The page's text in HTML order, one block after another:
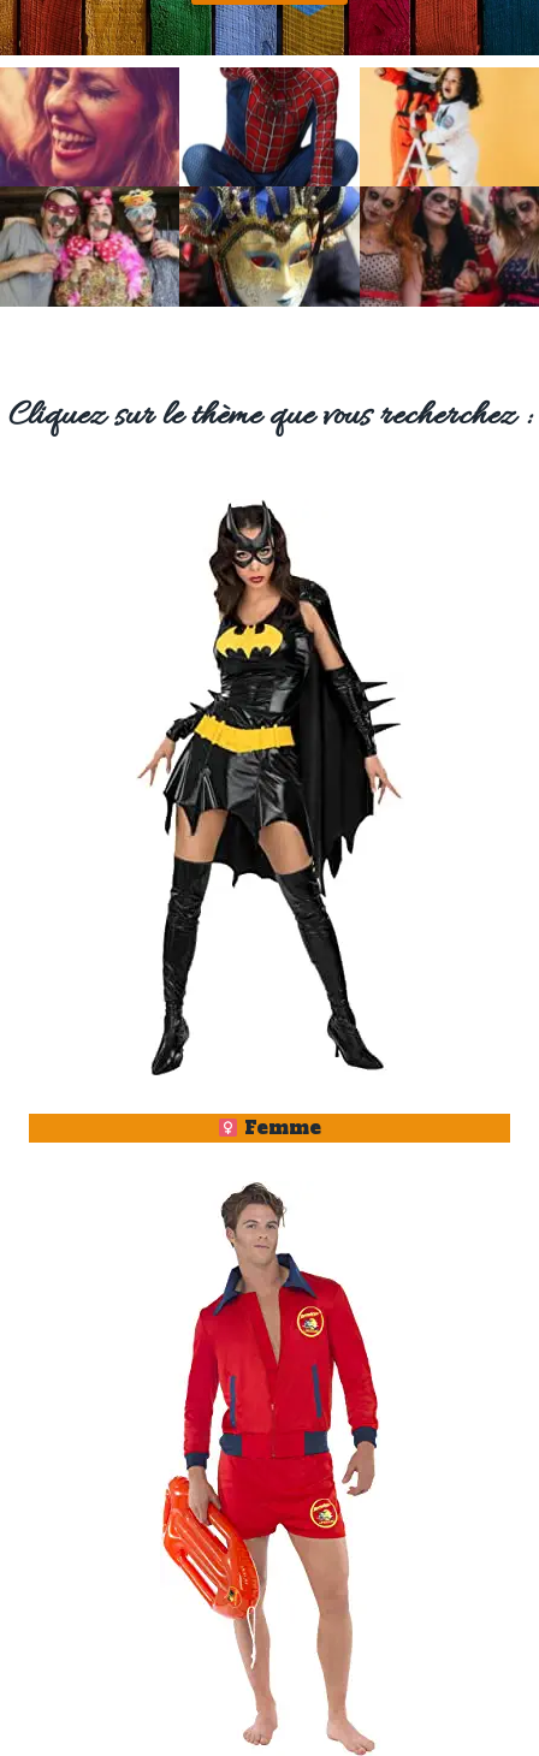
Cliquez sur le thème que vous recherchez :
Femme